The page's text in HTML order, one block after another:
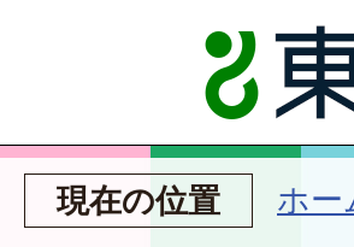
現在の位置 ホー